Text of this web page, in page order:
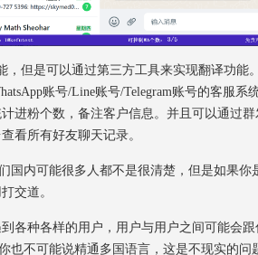
但是可以通过第三方工具来实现翻译功能
账号/Line账号/Telegram账号的客服
进粉个数，备注客户信息。并且可以通过
看所有好友聊天记录。
国内可能很多人都不是很清楚，但是如果
交道。
种各样的用户，用户与用户之间可能会跟
也不可能说精通多国语言，这是不现实的问